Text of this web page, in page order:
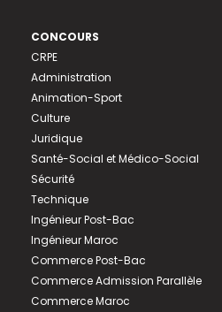
CONCOURS
CRPE
Administration
Animation-Sport
Culture
Juridique
Santé-Social et Médico-Social
Sécurité
Technique
Ingénieur Post-Bac
Ingénieur Maroc
Commerce Post-Bac
Commerce Admission Parallèle
Commerce Maroc